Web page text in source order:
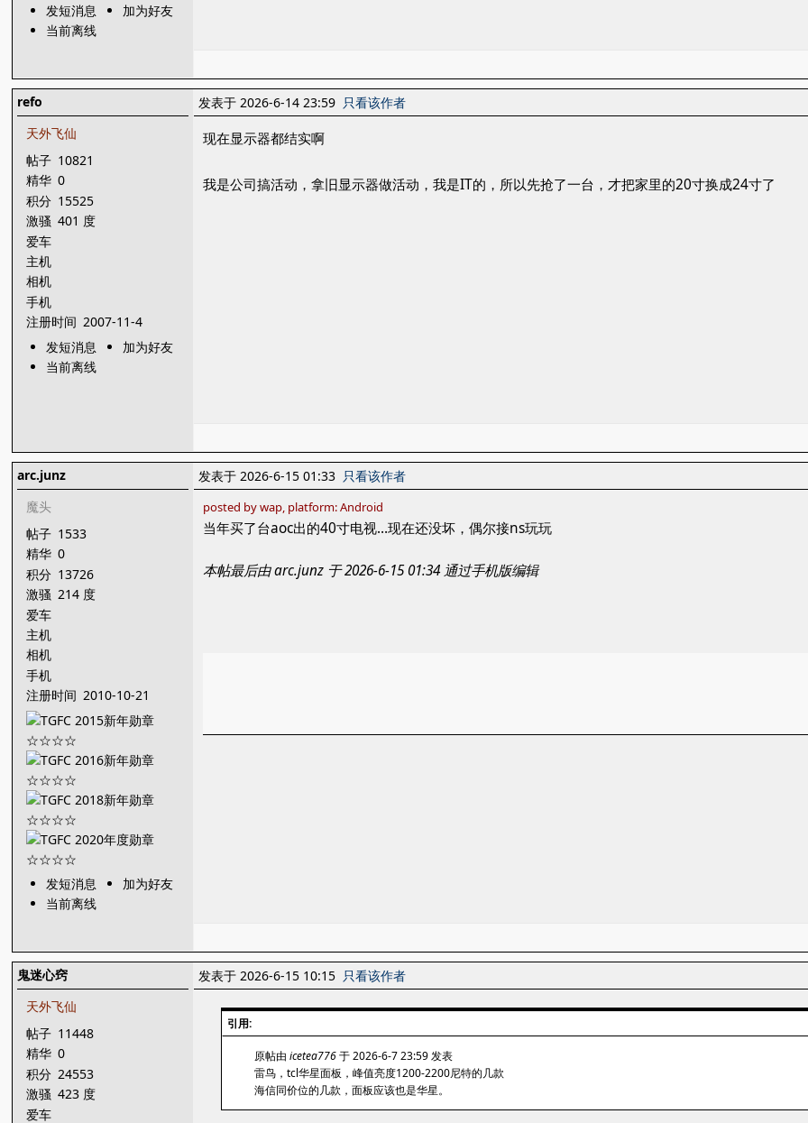
发短消息
加为好友
当前离线
refo
天外飞仙
帖子 10821
精华 0
积分 15525
激骚 401 度
爱车
主机
相机
手机
注册时间 2007-11-4
发短消息
加为好友
当前离线
发表于 2026-6-14 23:59 只看该作者
现在显示器都结实啊
我是公司搞活动，拿旧显示器做活动，我是IT的，所以先抢了一台，才把家里的20寸换成24寸了
arc.junz
魔头
帖子 1533
精华 0
积分 13726
激骚 214 度
爱车
主机
相机
手机
注册时间 2010-10-21
发短消息
加为好友
当前离线
发表于 2026-6-15 01:33 只看该作者
posted by wap, platform: Android
当年买了台aoc出的40寸电视…现在还没坏，偶尔接ns玩玩
本帖最后由 arc.junz 于 2026-6-15 01:34 通过手机版编辑
鬼迷心窍
天外飞仙
帖子 11448
精华 0
积分 24553
激骚 423 度
爱车
发表于 2026-6-15 10:15 只看该作者
引用:
原帖由icetea776于 2026-6-7 23:59 发表
雷鸟，tcl华星面板，峰值亮度1200-2200尼特的几款
海信同价位的几款，面板应该也是华星。